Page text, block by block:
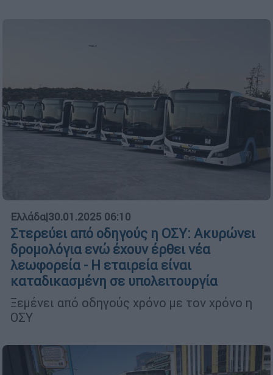
Ελλάδα|30.01.2025 06:10
Στερεύει από οδηγούς η ΟΣΥ: Ακυρώνει
δρομολόγια ενώ έχουν έρθει νέα
λεωφορεία - Η εταιρεία είναι
καταδικασμένη σε υπολειτουργία
Ξεμένει από οδηγούς χρόνο με τον χρόνο η
ΟΣΥ